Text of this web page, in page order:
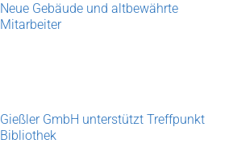
Neue Gebäude und altbewährte
Mitarbeiter
Gießler GmbH unterstützt Treffpunkt
Bibliothek